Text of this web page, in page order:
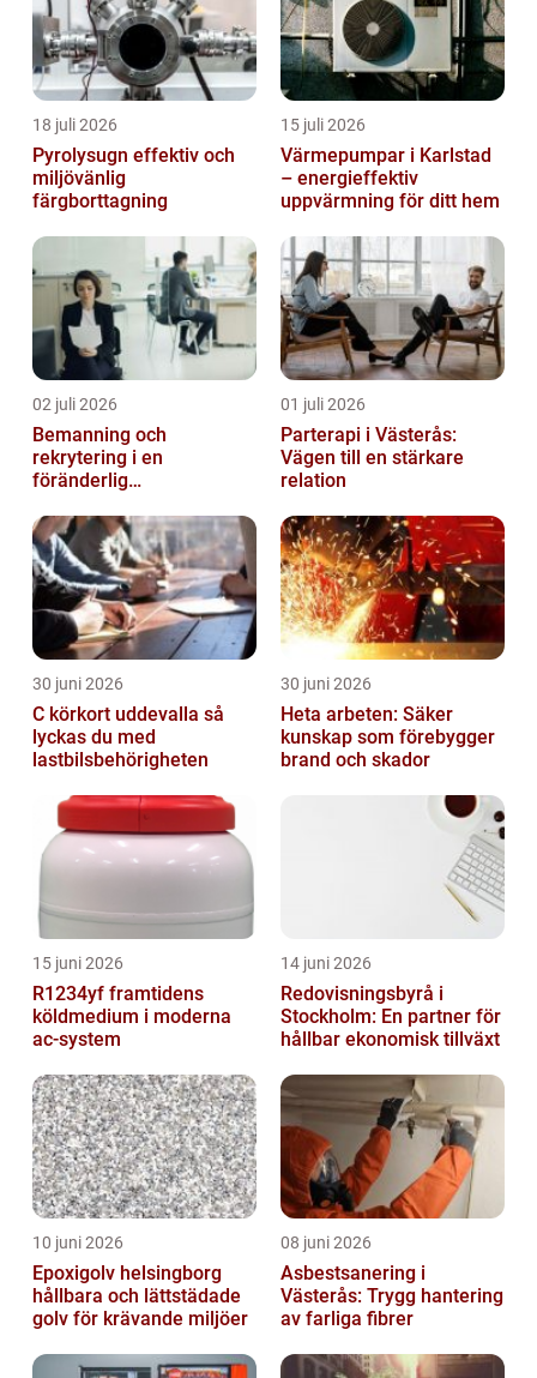
18 juli 2026
Pyrolysugn effektiv och
miljövänlig
färgborttagning
15 juli 2026
Värmepumpar i Karlstad
– energieffektiv
uppvärmning för ditt hem
02 juli 2026
Bemanning och
rekrytering i en
föränderlig
01 juli 2026
Parterapi i Västerås:
Vägen till en stärkare
relation
30 juni 2026
C körkort uddevalla så
lyckas du med
lastbilsbehörigheten
30 juni 2026
Heta arbeten: Säker
kunskap som förebygger
brand och skador
15 juni 2026
R1234yf framtidens
köldmedium i moderna
ac-system
14 juni 2026
Redovisningsbyrå i
Stockholm: En partner för
hållbar ekonomisk tillväxt
10 juni 2026
Epoxigolv helsingborg
hållbara och lättstädade
golv för krävande miljöer
08 juni 2026
Asbestsanering i
Västerås: Trygg hantering
av farliga fibrer